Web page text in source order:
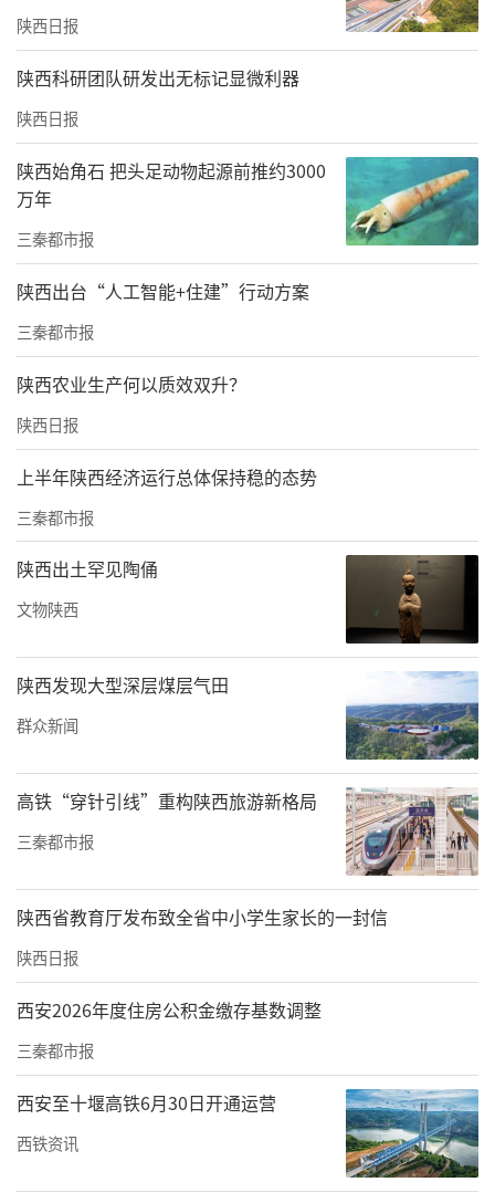
【案情简介】
2022年3月3日，杨凌示范区市场监督管理局接
到群众举报，称有人涉嫌在杨凌某酒店宴会厅
聚集20余名老年人进行宣传销售净水机。杨凌
示范区市场监督管理局立即组织执法人员前往
现场进行检查。经调查，当事人叶某在未办理
营业执照的情况下，擅自在杨凌某酒店宴会厅
聚集有20余名老年人在现场观看演示关于净水
机使用的宣传视频，发放宣传彩页并销售净水
机。
【处置结果】
当事人的行为违反了《无证无照经营查处办
法》第二条、第六条的规定，2022年4月1日杨
凌示范区市场监督管理局根据《无证无照经营
查处办法》第十三条的规定，对当事人作出罚
款人民币一万元整的行政处罚。
【提醒警示】
商家通过会议宣传、健康科普讲座、在线网络
视频讲座、免费体验等方式推销产品时，通常
以老年人为主要销售对象，利用虚假宣传、欺
诈、高价推销等非法手段进行非法营销。在此
呼吁老年消费者要提高自我防范意识，避免上
当受骗。
案例二：杨凌某某农牧科技发展有限责任公司
涉嫌违法发布广告案
陕西日报
陕西科研团队研发出无标记显微利器
陕西日报
陕西始角石 把头足动物起源前推约3000
万年
三秦都市报
陕西出台“人工智能+住建”行动方案
三秦都市报
陕西农业生产何以质效双升？
陕西日报
上半年陕西经济运行总体保持稳的态势
三秦都市报
陕西出土罕见陶俑
文物陕西
陕西发现大型深层煤层气田
群众新闻
高铁“穿针引线”重构陕西旅游新格局
三秦都市报
陕西省教育厅发布致全省中小学生家长的一封信
陕西日报
西安2026年度住房公积金缴存基数调整
三秦都市报
西安至十堰高铁6月30日开通运营
西铁资讯